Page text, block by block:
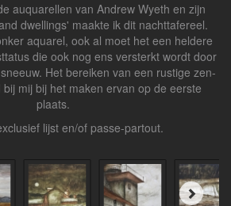
auquarellen van Andrew Wyeth en zijn
dwellings' maakte ik dit nachttafereel.
aquarel, ook al moet het een heldere
die ook nog ens versterkt wordt door
Het bereiken van een rustige zen-
mij bij het maken ervan op de eerste
plaats.
lijst en/of passe-partout.